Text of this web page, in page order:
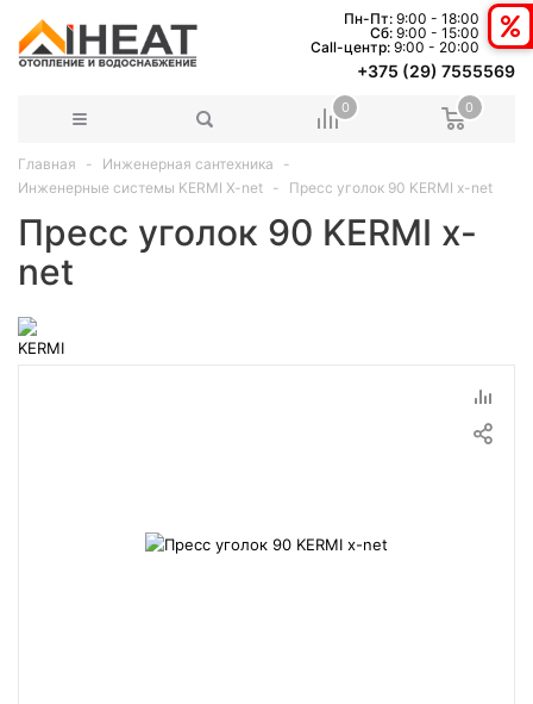
Пн-Пт: 9:00 - 18:00
Сб: 9:00 - 15:00
Сall-центр: 9:00 - 20:00
+375 (29) 7555569
0 0
Главная
Инженерная сантехника
Инженерные системы KERMI X-net
Пресс уголок 90 KERMI x-net
Пресс уголок 90 KERMI x-
net